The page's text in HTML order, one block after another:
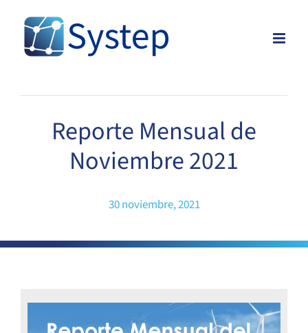
content
Reporte Mensual de
Noviembre 2021
30 noviembre, 2021